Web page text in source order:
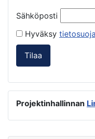
Sähköposti
Hyväksy
Tilaa
Projektinhallinnan